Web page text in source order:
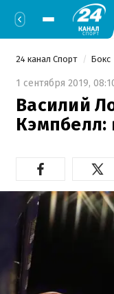
24 канал Спорт Бокс
1 сентября 2019,
Василий
Кэмпбелл: